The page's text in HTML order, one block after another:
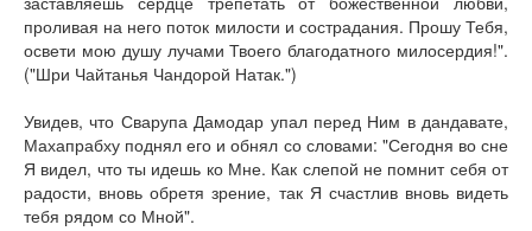
проливая на него поток милости и сострадания. Прошу Тебя,
освети мою душу лучами Твоего благодатного милосердия!".
("Шри Чайтанья Чандорой Натак.")
Увидев, что Сварупа Дамодар упал перед Ним в дандавате,
Махапрабху поднял его и обнял со словами: "Сегодня во сне
Я видел, что ты идешь ко Мне. Как слепой не помнит себя от
радости, вновь обретя зрение, так Я счастлив вновь видеть
тебя рядом со Мной".